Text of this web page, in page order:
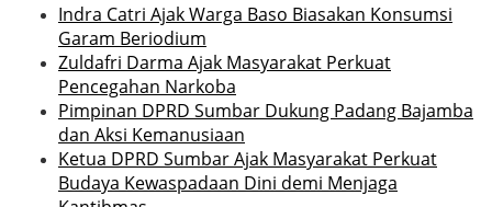
Indra Catri Ajak Warga Baso Biasakan Konsumsi
Garam Beriodium
Zuldafri Darma Ajak Masyarakat Perkuat
Pencegahan Narkoba
Pimpinan DPRD Sumbar Dukung Padang Bajamba
dan Aksi Kemanusiaan
Ketua DPRD Sumbar Ajak Masyarakat Perkuat
Budaya Kewaspadaan Dini demi Menjaga